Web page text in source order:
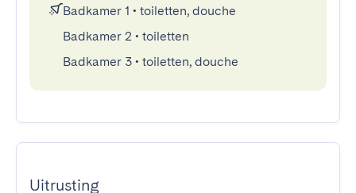
Badkamer 1 • toiletten, douche
Badkamer 2 • toiletten
Badkamer 3 • toiletten, douche
Uitrusting